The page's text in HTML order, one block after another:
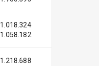
1.018.324
1.058.182
1.218.688